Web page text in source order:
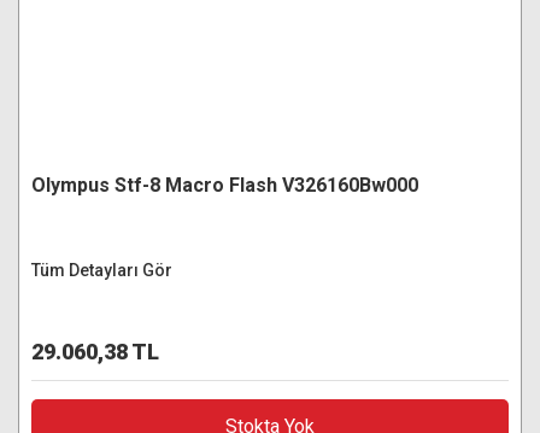
Olympus Stf-8 Macro Flash V326160Bw000
Tüm Detayları Gör
29.060,38 TL
Stokta Yok